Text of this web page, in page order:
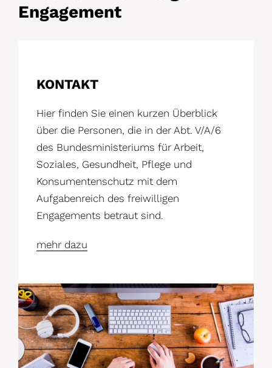
Engagement
KONTAKT
Hier finden Sie einen kurzen Überblick
über die Personen, die in der Abt. V/A/6
des Bundesministeriums für Arbeit,
Soziales, Gesundheit, Pflege und
Konsumentenschutz mit dem
Aufgabenreich des freiwilligen
Engagements betraut sind.
mehr dazu